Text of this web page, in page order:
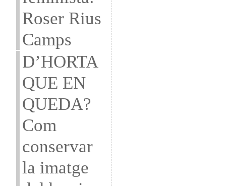
Roser Rius
Camps
D’HORTA
QUE EN
QUEDA?
Com
conservar
la imatge